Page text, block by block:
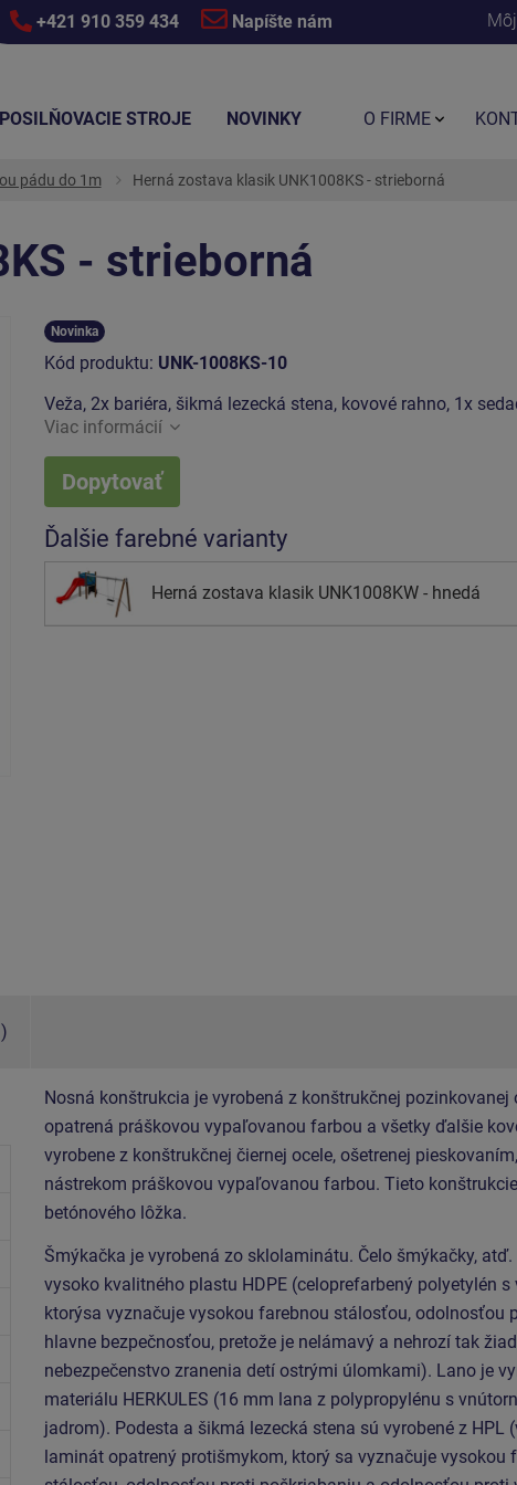
+421 910 359 434 Napíšte nám
pádu do 1m Herná zostava klasik UNK1008KS - strieborná
- strieborná
Novinka
Kód produktu: UNK-1008KS-10
Veža, 2x bariéra, šikmá lezecká stena, kovové rahno, 1x
Viac informácií
Dopytovať
Ďalšie farebné varianty
Herná zostava klasik UNK1008KW - hnedá
Nosná konštrukcia je vyrobená z konštrukčnej pozinkovanej
opatrená práškovou vypaľovanou farbou a všetky ďalšie
vyrobene z konštrukčnej čiernej ocele, ošetrenej
nástrekom práškovou vypaľovanou farbou. Tieto
betónového lôžka.
Šmýkačka je vyrobená zo sklolaminátu. Čelo šmýkačky, atď.
vysoko kvalitného plastu HDPE (celoprefarbený polyetylén
ktorýsa vyznačuje vysokou farebnou stálosťou, odolnosťou
hlavne bezpečnosťou, pretože je nelámavý a nehrozí tak
nebezpečenstvo zranenia detí ostrými úlomkami). Lano je
materiálu HERKULES (16 mm lana z polypropylénu s
jadrom). Podesta a šikmá lezecká stena sú vyrobené z HPL
laminát opatrený protišmykom, ktorý sa vyznačuje vysokou
STROJE NOVINKY O FIRME